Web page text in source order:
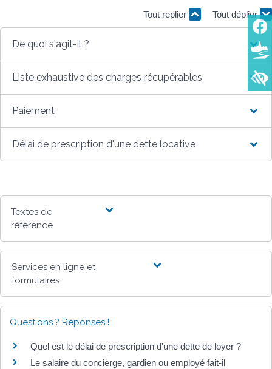
Tout replier Tout déplier
De quoi s'agit-il ?
Liste exhaustive des charges récupérables
Paiement
Délai de prescription d'une dette locative
Textes de
référence
Services en ligne et
formulaires
Questions ? Réponses !
Quel est le délai de prescription d'une dette de loyer ?
Le salaire du concierge, gardien ou employé fait-il